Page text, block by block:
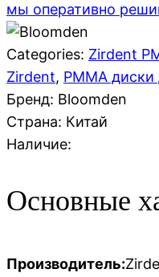
мы оперативно
Categories: Zirdent
Zirdent, PMMA диски
Бренд: Bloomden
Страна: Китай
Наличие:
Основные
Производитель: